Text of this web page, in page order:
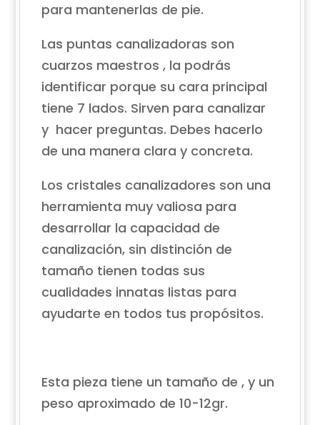
para mantenerlas de pie.
Las puntas canalizadoras son
cuarzos maestros , la podrás
identificar porque su cara principal
tiene 7 lados. Sirven para canalizar
y hacer preguntas. Debes hacerlo
de una manera clara y concreta.
Los cristales canalizadores son una
herramienta muy valiosa para
desarrollar la capacidad de
canalización, sin distinción de
tamaño tienen todas sus
cualidades innatas listas para
ayudarte en todos tus propósitos.
Esta pieza tiene un tamaño de , y un
peso aproximado de 10-12gr.